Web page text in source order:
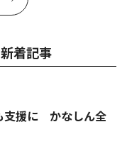
着記事
支援に かなしん全